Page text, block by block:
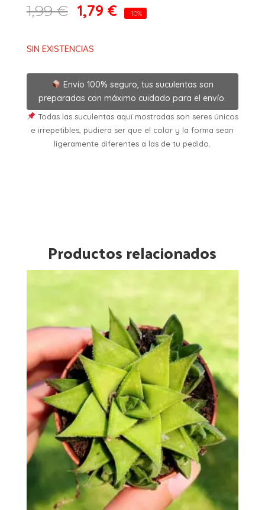
1,99€ 1,79 € -10%
SIN EXISTENCIAS
Envío 100% seguro, tus suculentas son
preparadas con máximo cuidado para el envío.
Todas las suculentas aquí mostradas son seres únicos
e irrepetibles, pudiera ser que el color y la forma sean
ligeramente diferentes a las de tu pedido.
Productos relacionados